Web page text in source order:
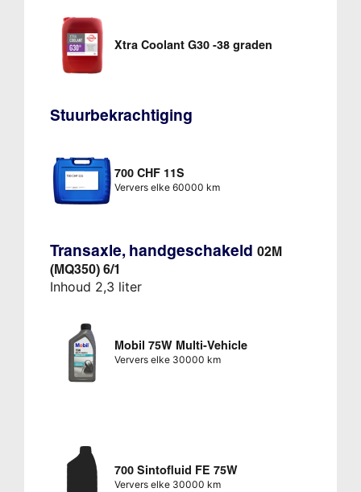
Xtra Coolant G30 -38 graden
Stuurbekrachtiging
700 CHF 11S
Ververs elke 60000 km
Transaxle, handgeschakeld 02M
(MQ350) 6/1
Inhoud 2,3 liter
Mobil 75W Multi-Vehicle
Ververs elke 30000 km
700 Sintofluid FE 75W
Ververs elke 30000 km